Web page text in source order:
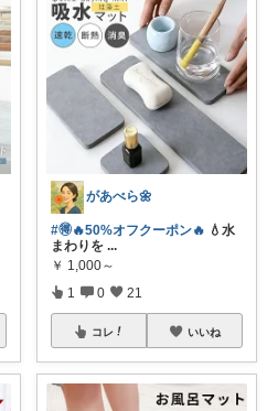
があべら🌼
#🉐🔥50%オフクーポン🔥 💧水
まわりを ...
￥ 1,000～
1 0 21
コレ いいね